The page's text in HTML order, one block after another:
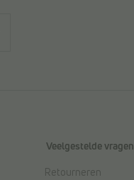
Veelgestelde vragen
Retourneren